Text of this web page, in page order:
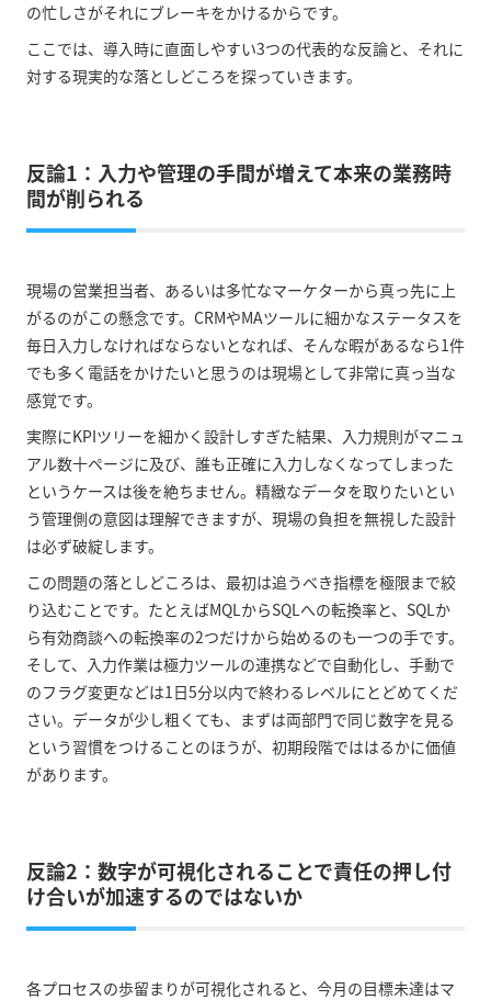
の忙しさがそれにブレーキをかけるからです。
ここでは、導入時に直面しやすい3つの代表的な反論と、それに
対する現実的な落としどころを探っていきます。
反論1：入力や管理の手間が増えて本来の業務時
間が削られる
現場の営業担当者、あるいは多忙なマーケターから真っ先に上
がるのがこの懸念です。CRMやMAツールに細かなステータスを
毎日入力しなければならないとなれば、そんな暇があるなら1件
でも多く電話をかけたいと思うのは現場として非常に真っ当な
感覚です。
実際にKPIツリーを細かく設計しすぎた結果、入力規則がマニュ
アル数十ページに及び、誰も正確に入力しなくなってしまった
というケースは後を絶ちません。精緻なデータを取りたいとい
う管理側の意図は理解できますが、現場の負担を無視した設計
は必ず破綻します。
この問題の落としどころは、最初は追うべき指標を極限まで絞
り込むことです。たとえばMQLからSQLへの転換率と、SQLか
ら有効商談への転換率の2つだけから始めるのも一つの手です。
そして、入力作業は極力ツールの連携などで自動化し、手動で
のフラグ変更などは1日5分以内で終わるレベルにとどめてくだ
さい。データが少し粗くても、まずは両部門で同じ数字を見る
という習慣をつけることのほうが、初期段階でははるかに価値
があります。
反論2：数字が可視化されることで責任の押し付
け合いが加速するのではないか
各プロセスの歩留まりが可視化されると、今月の目標未達はマ